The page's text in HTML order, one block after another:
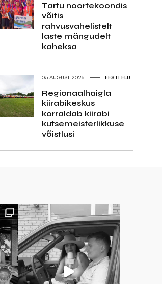
Tartu noortekoondis
võitis
rahvusvahelistelt
laste mängudelt
kaheksa
05.AUGUST 2026 EESTI ELU
Regionaalhaigla
kiirabikeskus
korraldab kiirabi
kutsemeisterlikkuse
võistlusi